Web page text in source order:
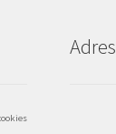
Adres